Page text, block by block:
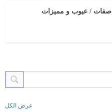
عرض الكل